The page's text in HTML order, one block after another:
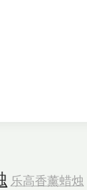
乐高香薰蜡烛